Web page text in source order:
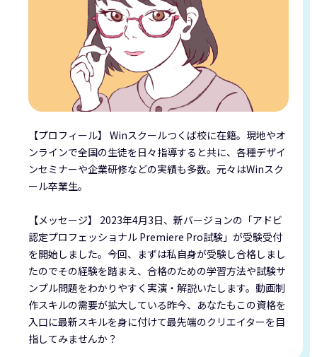
【プロフィール】 Winスクールつくば校に在籍。現地やオ
ンラインで全国の生徒を日々指導すると共に、各種デザイ
ンセミナーや企業研修などの実績も多数。元々はWinスク
ール卒業生。
【メッセージ】 2023年4月3日、新バージョンの「アドビ
認定プロフェッショナル Premiere Pro試験」が受験受付
を開始しました。今回、まずは私自身が受験し合格しまし
たのでその経験を踏まえ、合格のための学習方法や試験サ
ンプル問題をわかりやすく実演・解説いたします。動画制
作スキルの需要が拡大している昨今、あなたもこの資格を
入口に最新スキルを身に付けて最先端のクリエイターを目
指してみませんか？